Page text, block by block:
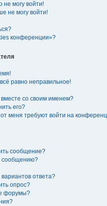
не могу войти!
не могу войти!
конференции»?
равно неправильное!
со своим именем?
его?
меня требуют войти на
сообщение?
сообщению?
ответа?
опрос?
форумы?